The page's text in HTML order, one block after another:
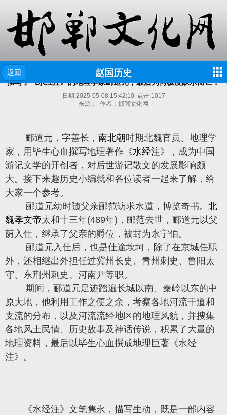
返回 赵国历史
撰写了《水经注》的地理学家郦道元，最后为何极度缺水而亡？
日期:2025-05-08 15:42:10点击:1017
来源： 作者：邯郸文化网
郦道元，字善长， 南北朝时期北魏官员、地理学
家，用毕生心血撰写地理著作《水经注》，成为中国
游记文学的开创者，对后世游记散文的发展影响颇
大。接下来趣历史小编就和各位读者一起来了解，给
大家一个参考。
郦道元幼时随父亲郦范访求水道，博览奇书。 北
魏孝文帝太和十三年(489年)，郦范去世，郦道元以父
荫入仕，继承了父亲的爵位，被封为永宁伯。
郦道元入仕后，也是仕途坎坷，除了在京城任职
外，还相继出外担任过冀州长史、青州刺史、鲁阳太
守、东荆州刺史、河南尹等职。
期间，郦道元足迹踏遍长城以南、秦岭以东的中
原大地，他利用工作之便之余，考察各地河流干道和
支流的分布，以及河流流经地区的地理风貌，并搜集
各地风土民情、历史故事及神话传说，积累了大量的
地理资料，最后以毕生心血撰成地理巨著《水经
注》。
《水经注》文笔隽永，描写生动，既是一部内容